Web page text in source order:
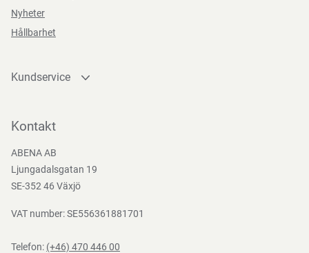
Nyheter
Hållbarhet
Kundservice
Bli kund
Nedladdningar
Kontakt
ABENA AB
Ljungadalsgatan 19
SE-352 46 Växjö
VAT number: SE556361881701
Telefon: (+46) 470 446 00